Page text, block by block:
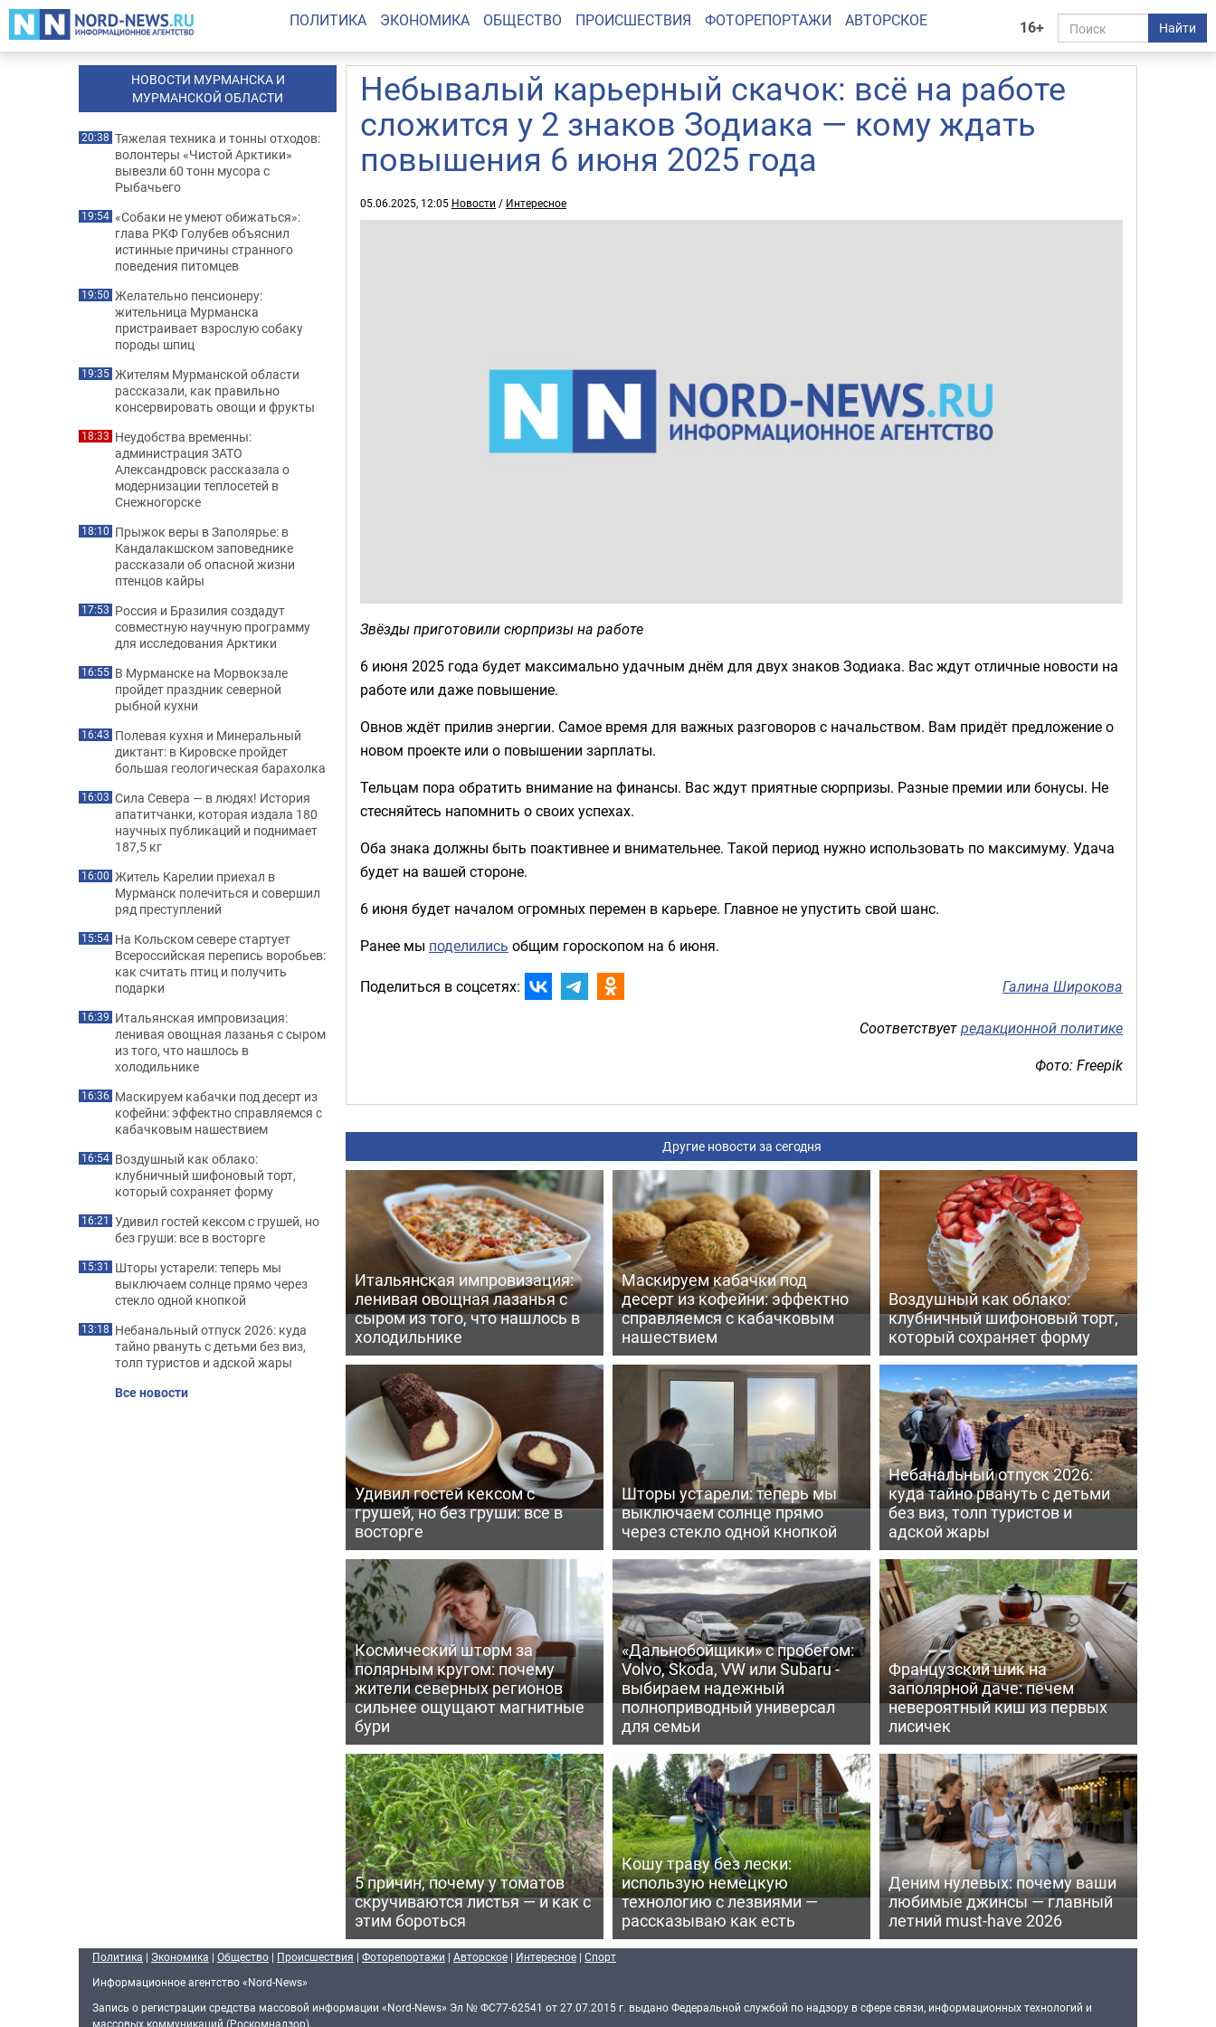
16+ Найти
ПОЛИТИКА ЭКОНОМИКА ОБЩЕСТВО ПРОИСШЕСТВИЯ ФОТОРЕПОРТАЖИ АВТОРСКОЕ
Небывалый карьерный скачок: всё на работе
сложится у 2 знаков Зодиака — кому ждать
повышения 6 июня 2025 года
05.06.2025, 12:05 Новости / Интересное
Звёзды приготовили сюрпризы на работе
6 июня 2025 года будет максимально удачным днём для двух знаков Зодиака. Вас ждут отличные новости на
работе или даже повышение.
Овнов ждёт прилив энергии. Самое время для важных разговоров с начальством. Вам придёт предложение о
новом проекте или о повышении зарплаты.
Тельцам пора обратить внимание на финансы. Вас ждут приятные сюрпризы. Разные премии или бонусы. Не
стесняйтесь напомнить о своих успехах.
Оба знака должны быть поактивнее и внимательнее. Такой период нужно использовать по максимуму. Удача
будет на вашей стороне.
6 июня будет началом огромных перемен в карьере. Главное не упустить свой шанс.
Ранее мы поделились общим гороскопом на 6 июня.
Поделиться в соцсетях: Галина Широкова
Соответствуетредакционной политике
Фото: Freepik
Другие новости за сегодня
Итальянская импровизация:
ленивая овощная лазанья с
сыром из того, что нашлось в
холодильнике
Маскируем кабачки под
десерт из кофейни: эффектно
справляемся с кабачковым
нашествием
Воздушный как облако:
клубничный шифоновый торт,
который сохраняет форму
Удивил гостей кексом с
грушей, но без груши: все в
восторге
Шторы устарели: теперь мы
выключаем солнце прямо
через стекло одной кнопкой
Небанальный отпуск 2026:
куда тайно рвануть с детьми
без виз, толп туристов и
адской жары
Космический шторм за
полярным кругом: почему
жители северных регионов
сильнее ощущают магнитные
бури
«Дальнобойщики» с пробегом:
Volvo, Skoda, VW или Subaru -
выбираем надежный
полноприводный универсал
для семьи
Французский шик на
заполярной даче: печем
невероятный киш из первых
лисичек
5 причин, почему у томатов
скручиваются листья — и как с
этим бороться
Кошу траву без лески:
использую немецкую
технологию с лезвиями —
рассказываю как есть
Деним нулевых: почему ваши
любимые джинсы — главный
летний must-have 2026
НОВОСТИ МУРМАНСКА И
МУРМАНСКОЙ ОБЛАСТИ
20:38 Тяжелая техника и тонны отходов:
волонтеры «Чистой Арктики»
вывезли 60 тонн мусора с
Рыбачьего
19:54 «Собаки не умеют обижаться»:
глава РКФ Голубев объяснил
истинные причины странного
поведения питомцев
19:50 Желательно пенсионеру:
жительница Мурманска
пристраивает взрослую собаку
породы шпиц
19:35 Жителям Мурманской области
рассказали, как правильно
консервировать овощи и фрукты
18:33 Неудобства временны:
администрация ЗАТО
Александровск рассказала о
модернизации теплосетей в
Снежногорске
18:10 Прыжок веры в Заполярье: в
Кандалакшском заповеднике
рассказали об опасной жизни
птенцов кайры
17:53 Россия и Бразилия создадут
совместную научную программу
для исследования Арктики
16:55 В Мурманске на Морвокзале
пройдет праздник северной
рыбной кухни
16:43 Полевая кухня и Минеральный
диктант: в Кировске пройдет
большая геологическая барахолка
16:03 Сила Севера — в людях! История
апатитчанки, которая издала 180
научных публикаций и поднимает
187,5 кг
16:00 Житель Карелии приехал в
Мурманск полечиться и совершил
ряд преступлений
15:54 На Кольском севере стартует
Всероссийская перепись воробьев:
как считать птиц и получить
подарки
16:39 Итальянская импровизация:
ленивая овощная лазанья с сыром
из того, что нашлось в
холодильнике
16:36 Маскируем кабачки под десерт из
кофейни: эффектно справляемся с
кабачковым нашествием
16:54 Воздушный как облако:
клубничный шифоновый торт,
который сохраняет форму
16:21 Удивил гостей кексом с грушей, но
без груши: все в восторге
15:31 Шторы устарели: теперь мы
выключаем солнце прямо через
стекло одной кнопкой
13:18 Небанальный отпуск 2026: куда
тайно рвануть с детьми без виз,
толп туристов и адской жары
Все новости
Политика | Экономика | Общество | Происшествия | Фоторепортажи | Авторское | Интересное | Спорт
Информационное агентство «Nord-News»
Запись о регистрации средства массовой информации «Nord-News» Эл № ФС77-62541 от 27.07.2015 г. выдано Федеральной службой по надзору в сфере связи, информационных технологий и
массовых коммуникаций (Роскомнадзор).